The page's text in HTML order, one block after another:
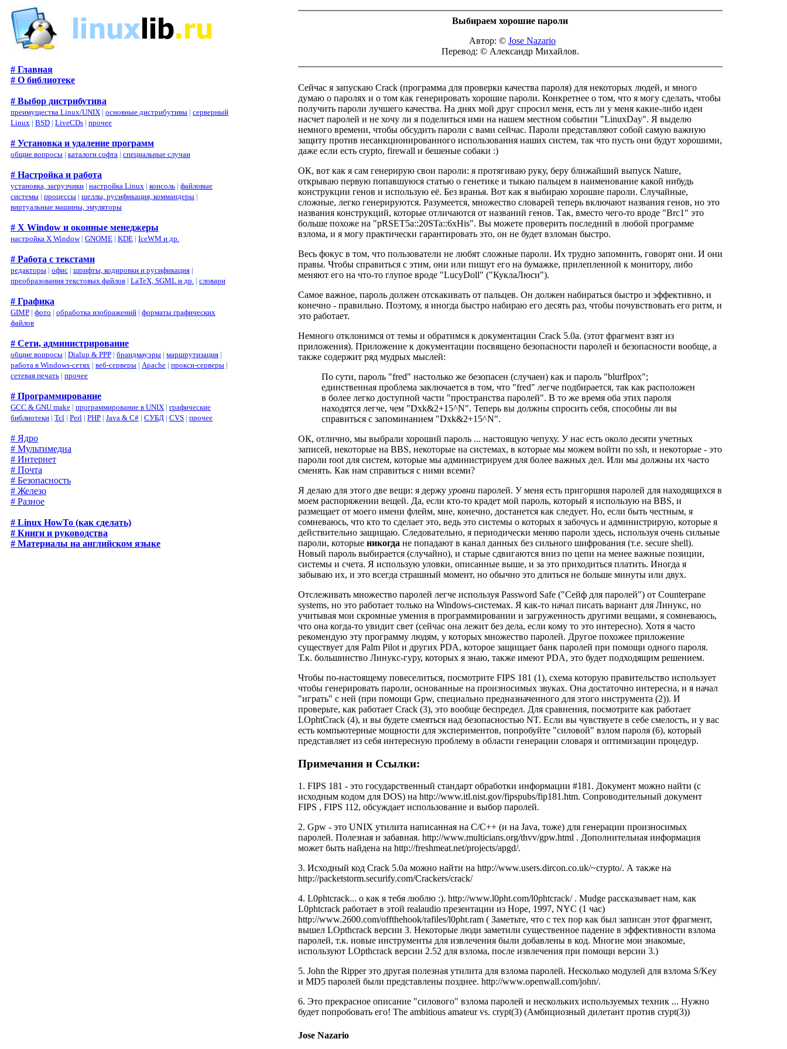
# Главная
# О библиотеке
# Выбор дистрибутива
преимущества Linux/UNIX | основные дистрибутивы | серверный
Linux | BSD | LiveCDs | прочее
# Установка и удаление программ
общие вопросы | каталоги софта | специальные случаи
# Настройка и работа
установка, загрузчики | настройка Linux | консоль | файловые
системы | процессы | шеллы, русификация, коммандеры |
виртуальные машины, эмуляторы
# X Window и оконные менеджеры
настройка X Window| GNOME | KDE | IceWM и др.
# Работа с текстами
редакторы | офис | шрифты, кодировки и русификация |
преобразования текстовых файлов | LaTeX, SGML и др. | словари
# Графика
GIMP | фото | обработка изображений | форматы графических
файлов
# Сети, администрирование
общие вопросы | Dialup & PPP | брандмауэры | маршрутизация |
работа в Windows-сетях | веб-серверы | Apache | прокси-серверы |
сетевая печать | прочее
# Программирование
GCC & GNU make | программирование в UNIX | графические
библиотеки | Tcl | Perl | PHP | Java & C# | СУБД | CVS | прочее
# Ядро
# Мультимедиа
# Интернет
# Почта
# Безопасность
# Железо
# Разное
# Linux HowTo (как сделать)
# Книги и руководства
# Материалы на английском языке
Выбираем хорошие пароли
Автор: ©Jose Nazario
Перевод: © Александр Михайлов.
Сейчас я запускаю Crack (программа для проверки качества пароля) для некоторых людей, и много
думаю о паролях и о том как генерировать хорошие пароли. Конкретнее о том, что я могу сделать, чтобы
получить пароли лучшего качества. На днях мой друг спросил меня, есть ли у меня какие-либо идеи
насчет паролей и не хочу ли я поделиться ими на нашем местном событии "LinuxDay". Я выделю
немного времени, чтобы обсудить пароли с вами сейчас. Пароли представляют собой самую важную
защиту против несанкционированного использования наших систем, так что пусть они будут хорошими,
даже если есть crypto, firewall и бешеные собаки :)
ОК, вот как я сам генерирую свои пароли: я протягиваю руку, беру ближайший выпуск Nature,
открываю первую попавшуюся статью о генетике и тыкаю пальцем в наименование какой нибудь
конструкции генов и использую её. Без вранья. Вот как я выбираю хорошие пароли. Случайные,
сложные, легко генерируются. Разумеется, множество словарей теперь включают названия генов, но это
названия конструкций, которые отличаются от названий генов. Так, вместо чего-то вроде "Brc1" это
больше похоже на "pRSET5a::20STa::6xHis". Вы можете проверить последний в любой программе
взлома, и я могу практически гарантировать это, он не будет взломан быстро.
Весь фокус в том, что пользователи не любят сложные пароли. Их трудно запомнить, говорят они. И они
правы. Чтобы справиться с этим, они или пишут его на бумажке, прилепленной к монитору, либо
меняют его на что-то глупое вроде "LucyDoll" ("КуклаЛюси").
Самое важное, пароль должен отскакивать от пальцев. Он должен набираться быстро и эффективно, и
конечно - правильно. Поэтому, я иногда быстро набираю его десять раз, чтобы почувствовать его ритм, и
это работает.
Немного отклонимся от темы и обратимся к документации Crack 5.0a. (этот фрагмент взят из
приложения). Приложение к документации посвящено безопасности паролей и безопасности вообще, а
также содержит ряд мудрых мыслей:
По сути, пароль "fred" настолько же безопасен (случаен) как и пароль "blurflpox";
единственная проблема заключается в том, что "fred" легче подбирается, так как расположен
в более легко доступной части "пространства паролей". В то же время оба этих пароля
находятся легче, чем "Dxk&2+15^N". Теперь вы должны спросить себя, способны ли вы
справиться с запоминанием "Dxk&2+15^N".
ОК, отлично, мы выбрали хороший пароль ... настоящую чепуху. У нас есть около десяти учетных
записей, некоторые на BBS, некоторые на системах, в которые мы можем войти по ssh, и некоторые - это
пароли root для систем, которые мы администрируем для более важных дел. Или мы должны их часто
сменять. Как нам справиться с ними всеми?
Я делаю для этого две вещи: я держу уровнипаролей. У меня есть пригоршня паролей для находящихся в
моем распоряжении вещей. Да, если кто-то крадет мой пароль, который я использую на BBS, и
размещает от моего имени флейм, мне, конечно, достанется как следует. Но, если быть честным, я
сомневаюсь, что кто то сделает это, ведь это системы о которых я забочусь и администрирую, которые я
действительно защищаю. Следовательно, я периодически меняю пароли здесь, используя очень сильные
пароли, которые никогда не попадают в канал данных без сильного шифрования (т.е. secure shell).
Новый пароль выбирается (случайно), и старые сдвигаются вниз по цепи на менее важные позиции,
системы и счета. Я использую уловки, описанные выше, и за это приходиться платить. Иногда я
забываю их, и это всегда страшный момент, но обычно это длиться не больше минуты или двух.
Отслеживать множество паролей легче используя Password Safe ("Сейф для паролей")от Counterpane
systems, но это работает только на Windows-системах. Я как-то начал писать вариант для Линукс, но
учитывая мои скромные умения в программировании и загруженность другими вещами, я сомневаюсь,
что она когда-то увидит свет (сейчас она лежит без дела, если кому то это интересно). Хотя я часто
рекомендую эту программу людям, у которых множество паролей. Другое похожее приложение
существует для Palm Pilot и других PDA, которое защищает банк паролей при помощи одного пароля.
Т.к. большинство Линукс-гуру, которых я знаю, также имеют PDA, это будет подходящим решением.
Чтобы по-настоящему повеселиться, посмотрите FIPS 181 (1), схема которую правительство использует
чтобы генерировать пароли, основанные на произносимых звуках. Она достаточно интересна, и я начал
"играть" с ней (при помощи Gpw, специально предназначенного для этого инструмента (2)). И
проверьте, как работает Crack (3), это вообще беcпредел. Для сравнения, посмотрите как работает
LOphtCrack (4), и вы будете смеяться над безопасностью NT. Если вы чувствуете в себе смелость, и у вас
есть компьютерные мощности для экспериментов, попробуйте "силовой" взлом пароля (6), который
представляет из себя интересную проблему в области генерации словаря и оптимизации процедур.
Примечания и Ссылки:
1. FIPS 181 - это государственный стандарт обработки информации #181. Документ можно найти (с
исходным кодом для DOS) на http://www.itl.nist.gov/fipspubs/fip181.htm. Сопроводительный документ
FIPS , FIPS 112, обсуждает использование и выбор паролей.
2. Gpw - это UNIX утилита написанная на C/C++ (и на Java, тоже) для генерации произносимых
паролей. Полезная и забавная. http://www.multicians.org/thvv/gpw.html. Дополнительная информация
может быть найдена на http://freshmeat.net/projects/apgd/.
3. Исходный код Crack 5.0a можно найти на http://www.users.dircon.co.uk/~crypto/. А также на
http://packetstorm.securify.com/Crackers/crack/
4. L0phtcrack... о как я тебя люблю :). http://www.l0pht.com/l0phtcrack/. Mudge рассказывает нам, как
L0phtcrack работает в этой realaudio презентации из Hope, 1997, NYC (1 час)
http://www.2600.com/offthehook/rafiles/l0pht.ram( Заметьте, что с тех пор как был записан этот фрагмент,
вышел LOpthcrack версии 3. Некоторые люди заметили существенное падение в эффективности взлома
паролей, т.к. новые инструменты для извлечения были добавлены в код. Многие мои знакомые,
используют LOpthcrack версии 2.52 для взлома, после извлечения при помощи версии 3.)
5. John the Ripper это другая полезная утилита для взлома паролей. Несколько модулей для взлома S/Key
и MD5 паролей были представлены позднее. http://www.openwall.com/john/.
6. Это прекрасное описание "силового" взлома паролей и нескольких используемых техник ... Нужно
будет попробовать его! The ambitious amateur vs. crypt(3) (Амбициозный дилетант против crypt(3))
Jose Nazario